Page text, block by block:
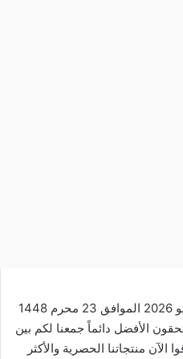
عروض لولو جدة الأسبوعية 8 يوليو 2026 الموافق 23 محرم 1448
الأفضل دائماً جمعنا لكم بين
الآن منتجاتنا الحصرية والأكثر